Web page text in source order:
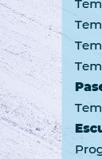
ZONA ANDINA
DINA HUAPI